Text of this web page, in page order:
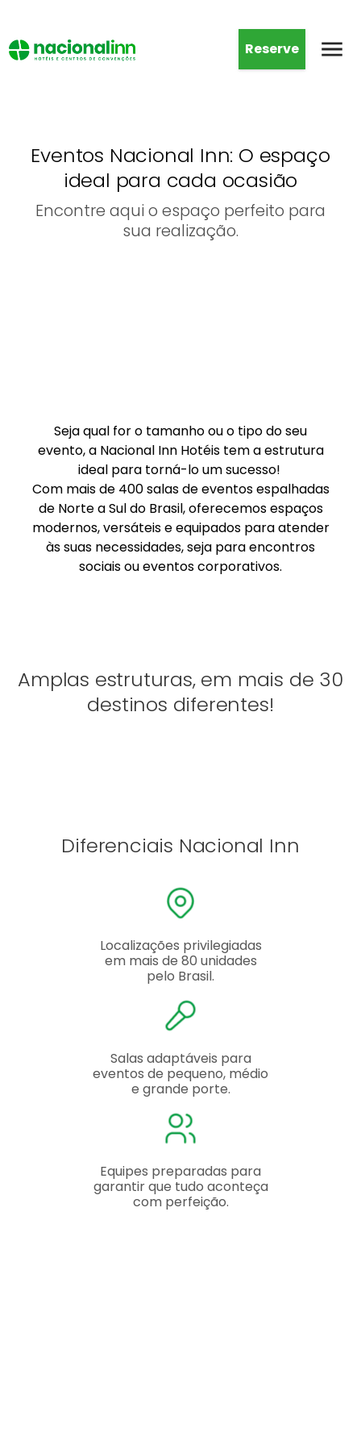
Reserve
Eventos Nacional Inn: O espaço
ideal para cada ocasião
Encontre aqui o espaço perfeito para
sua realização.
Seja qual for o tamanho ou o tipo do seu
evento, a Nacional Inn Hotéis tem a estrutura
ideal para torná-lo um sucesso!
Com mais de 400 salas de eventos espalhadas
de Norte a Sul do Brasil, oferecemos espaços
modernos, versáteis e equipados para atender
às suas necessidades, seja para encontros
sociais ou eventos corporativos.
Amplas estruturas, em mais de 30
destinos diferentes!
Diferenciais Nacional Inn
Localizações privilegiadas
em mais de 80 unidades
pelo Brasil.
Salas adaptáveis para
eventos de pequeno, médio
e grande porte.
Equipes preparadas para
garantir que tudo aconteça
com perfeição.